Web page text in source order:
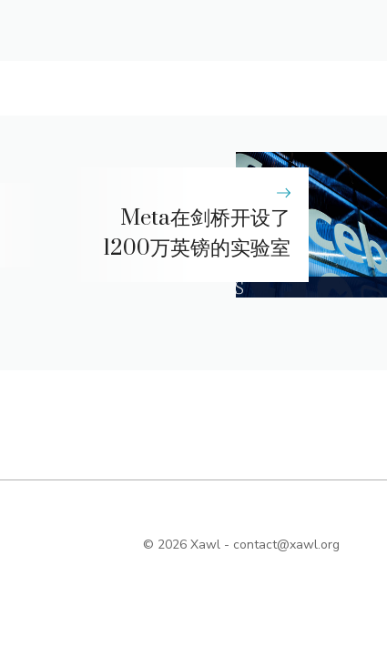
Meta在剑桥开设了
1200万英镑的实验室
© 2026 Xawl - contact@xawl.org